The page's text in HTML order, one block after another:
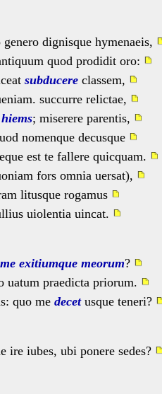
dignisque hymenaeis,
quod prodidit oro:
subducere classem,
succurre relictae,
hiems; miserere parentis,
nomenque decusque
est te fallere quicquam.
fors omnia uersat),
litusque rogamus
uiolentia uincat.
exitiumque meorum?
uatum praedicta priorum.
quo me decetusque teneri?
ire iubes, ubi ponere sedes?